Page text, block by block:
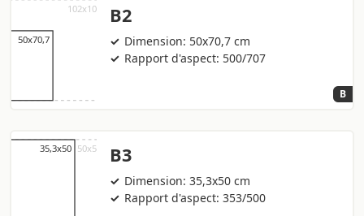
B2
Dimension: 50x70,7 cm
Rapport d'aspect: 500/707
B
B3
Dimension: 35,3x50 cm
Rapport d'aspect: 353/500